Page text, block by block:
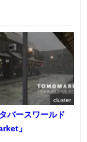
cluster
バースワールド
」